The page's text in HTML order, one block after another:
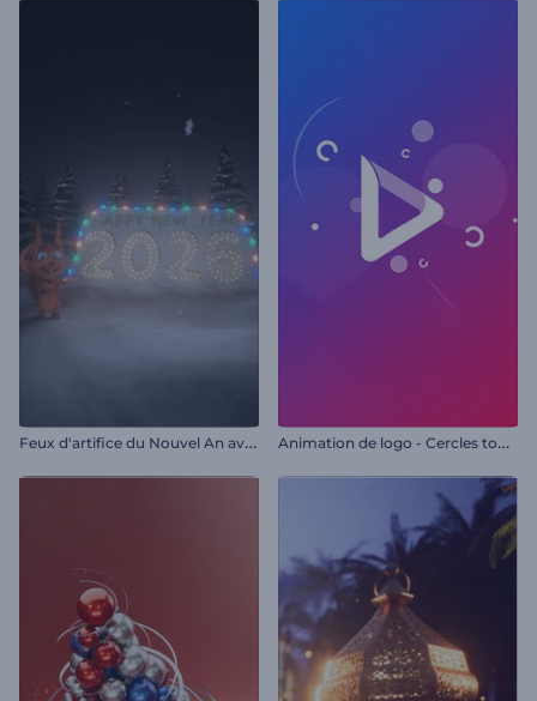
F
eux d'artifice du Nouvel An avec Rendy A
nimation de logo - Cercles tournants